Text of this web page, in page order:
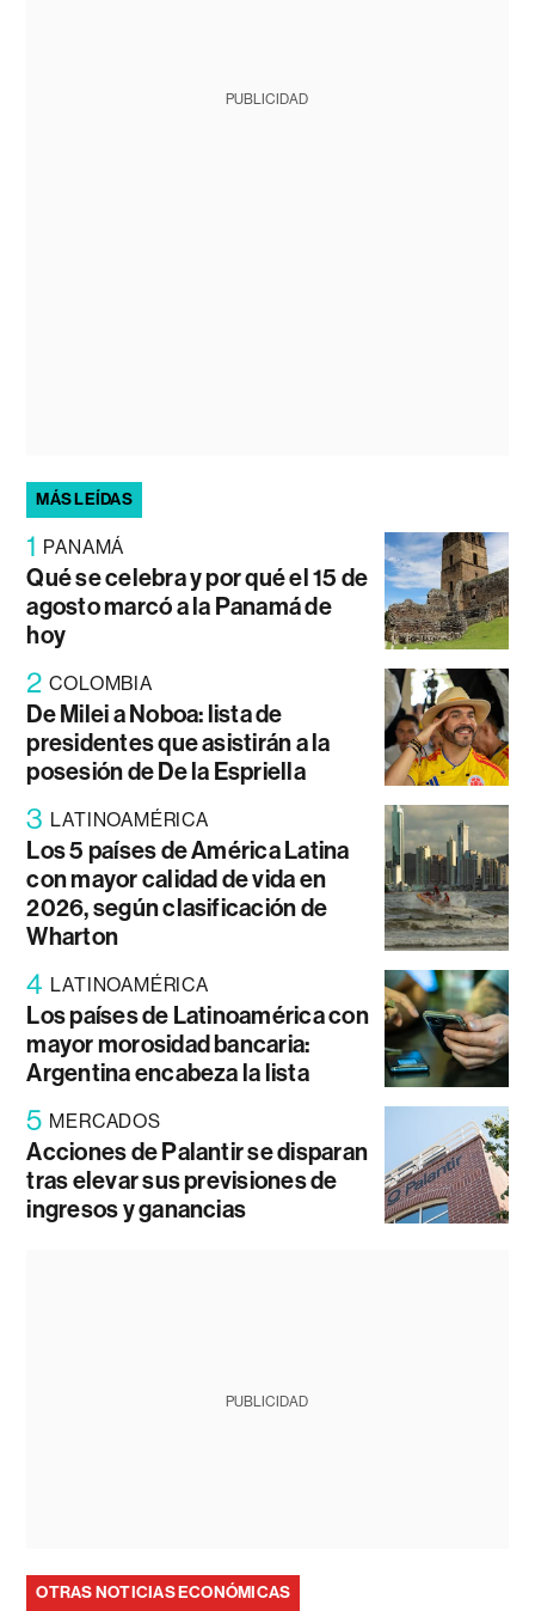
PUBLICIDAD
MÁS LEÍDAS
1 PANAMÁ
Qué se celebra y por qué el 15 de
agosto marcó a la Panamá de
hoy
2 COLOMBIA
De Milei a Noboa: lista de
presidentes que asistirán a la
posesión de De la Espriella
3 LATINOAMÉRICA
Los 5 países de América Latina
con mayor calidad de vida en
2026, según clasificación de
Wharton
4 LATINOAMÉRICA
Los países de Latinoamérica con
mayor morosidad bancaria:
Argentina encabeza la lista
5 MERCADOS
Acciones de Palantir se disparan
tras elevar sus previsiones de
ingresos y ganancias
PUBLICIDAD
OTRAS NOTICIAS ECONÓMICAS